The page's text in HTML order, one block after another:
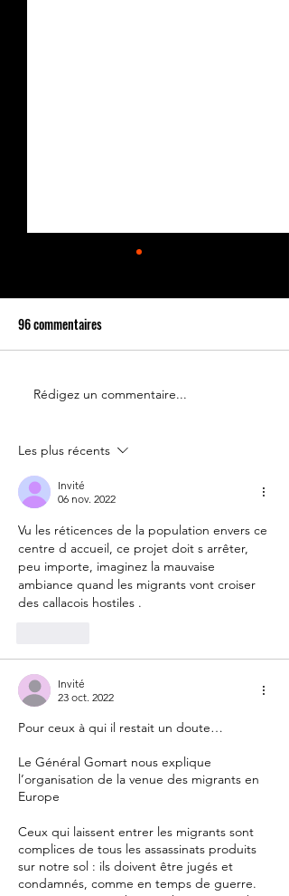
Le 14 juillet doit rester une
96 commentaires
Rédigez un commentaire...
Les plus récents
Invité
06 nov. 2022
Vu les réticences de la population envers ce
centre d accueil, ce projet doit s arrêter,
peu importe, imaginez la mauvaise
ambiance quand les migrants vont croiser
des callacois hostiles .
Invité
23 oct. 2022
Pour ceux à qui il restait un doute…
Le Général Gomart nous explique
l’organisation de la venue des migrants en
Europe
Ceux qui laissent entrer les migrants sont
complices de tous les assassinats produits
sur notre sol : ils doivent être jugés et
condamnés, comme en temps de guerre.